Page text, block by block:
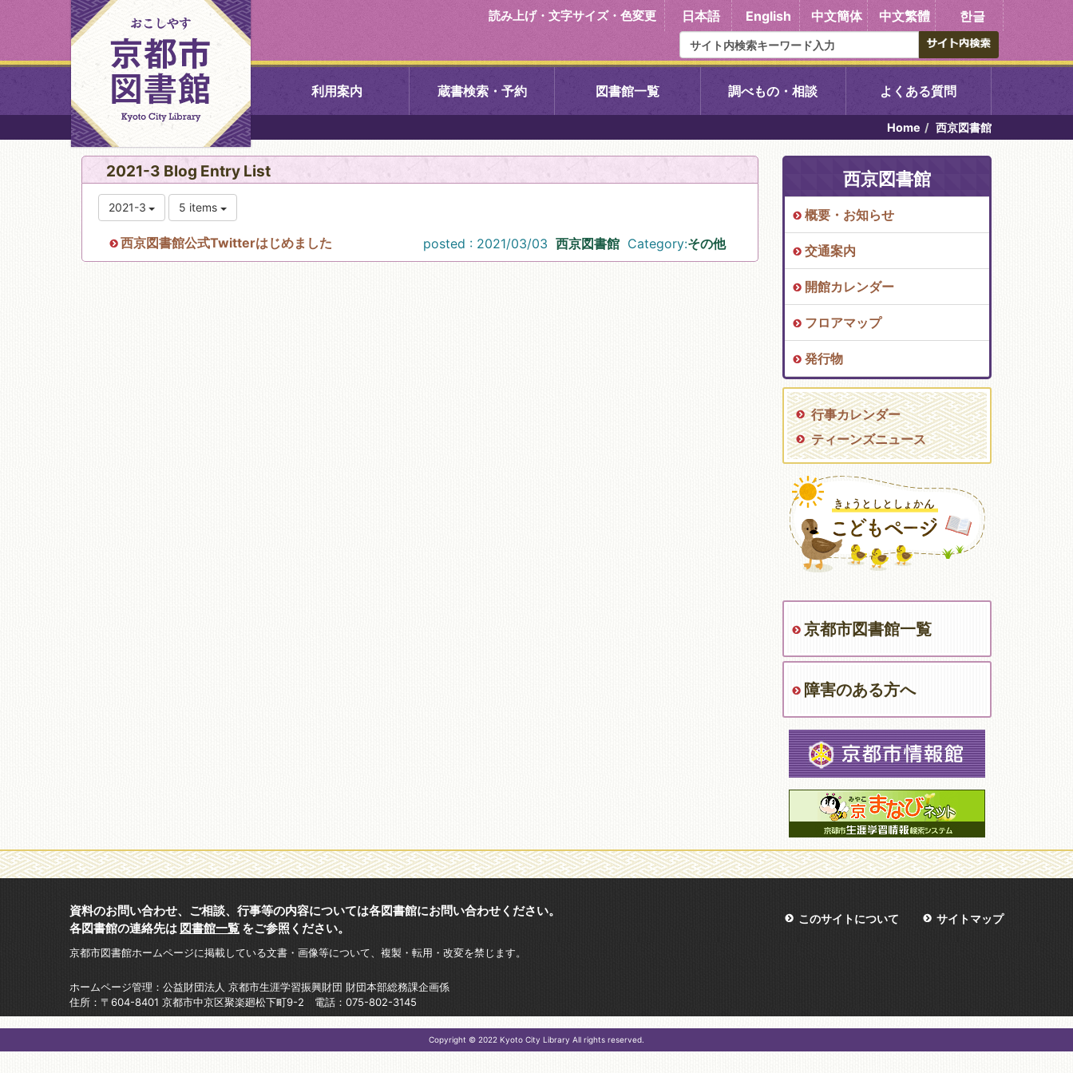
読み上げ・文字サイズ・色変更 日本語 English 中文簡体 中文繁體 한글
利用案内 蔵書検索・予約 図書館一覧
中央図書館 右京中央図書館 伏見中央図書館 醍醐中央図書館
北図書館 左京図書館 岩倉図書館 東山図書館
吉祥院図書館
向島図書館
こどもみらい館子育て図
コミュニティプラザ深草
図書館
調べもの・相談 よくある質問
Home 西京図書館
2021-3 Blog Entry List
2021-3 5 items
西京図書館公式Twitterはじめました posted : 2021/03/03 西京図書館Category:その他
西京図書館
概要・お知らせ
交通案内
開館カレンダー
フロアマップ
発行物
行事カレンダー
ティーンズニュース
京都市図書館一覧
障害のある方へ
このサイトについて サイトマップ
資料のお問い合わせ、ご相談、行事等の内容については各図書館にお問い合わせください。
各図書館の連絡先は 図書館一覧 をご参照ください。
京都市図書館ホームページに掲載している文書・画像等について、複製・転用・改変を禁じます。
ホームページ管理：公益財団法人 京都市生涯学習振興財団 財団本部総務課企画係
住所：〒604-8401 京都市中京区聚楽廻松下町9-2 電話：075-802-3145
Copyright © 2022 Kyoto City Library All rights reserved.